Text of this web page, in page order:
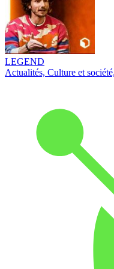
LEGEND
Actualités, Culture et